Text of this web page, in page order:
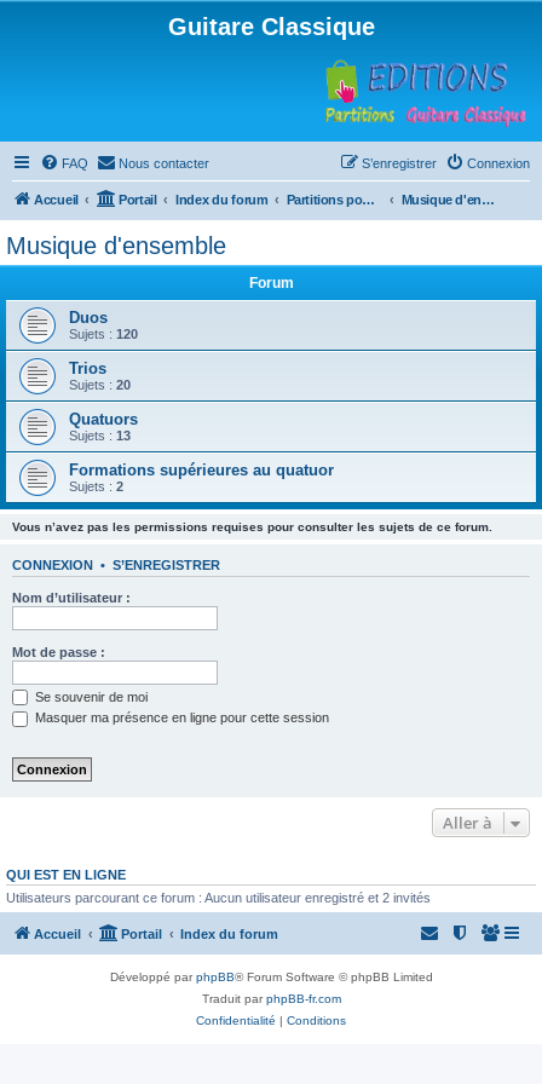
Guitare Classique
FAQ Nous contacter Connexion
S’enregistrer
Accueil Portail Index du forum Partitions pour guitare en libre téléchargement Musique d'ensemble
Musique d'ensemble
Forum
Duos
Sujets : 120
Trios
Sujets : 20
Quatuors
Sujets : 13
Formations supérieures au quatuor
Sujets : 2
Vous n’avez pas les permissions requises pour consulter les sujets de ce forum.
CONNEXION • S’ENREGISTRER
Nom d’utilisateur :
Mot de passe :
Se souvenir de moi
Masquer ma présence en ligne pour cette session
Aller à
QUI EST EN LIGNE
Utilisateurs parcourant ce forum : Aucun utilisateur enregistré et 2 invités
Accueil Portail Index du forum
Développé parphpBB® Forum Software © phpBB Limited
Traduit parphpBB-fr.com
Confidentialité | Conditions